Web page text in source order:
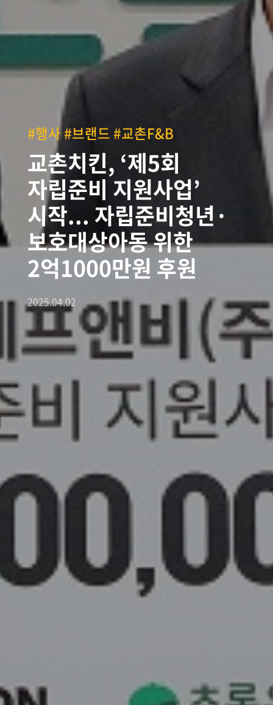
#행사 #브랜드 #교촌F&B
교촌치킨, ‘제5회
자립준비 지원사업’
시작... 자립준비청년·
보호대상아동 위한
2억1000만원 후원
2025.04.02